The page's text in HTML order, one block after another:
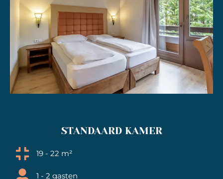
STANDAARD KAMER
19 - 22 m²
1 - 2 gasten